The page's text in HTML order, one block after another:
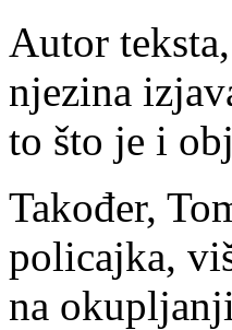
Autor
njezina
to što je i
Također,
policajka,
na